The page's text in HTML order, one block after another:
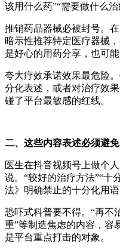
该用什么药”“需要做什么治
推销药品器械必被封号。
暗示性推荐特定医疗器械
是好心的用药分享，也可能
夸大疗效承诺效果最危险。
分化表述，或者对治疗效
碰了平台最敏感的红线。
二、这些内容表述必须避免
医生在抖音视频号上做个人
说。“较好的治疗方法”“十
法》明确禁止的十分化用
恐吓式科普要不得。“再不
重”等制造焦虑的内容，容
是平台重点打击的对象。